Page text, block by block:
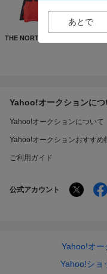
THE NORTH FACE
Yahoo!オークションにつ
Yahoo!オークションについて
Yahoo!オークションおすすめ
ご利用ガイド
公式アカウント
Yahoo!オー
Yahoo!ショ
あとで